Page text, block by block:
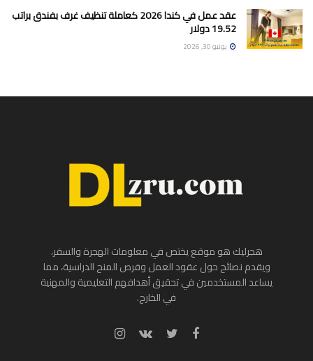
عقد عمل في كندا 2026 كعاملة تنظيف غرف بفندق براتب
19.52 دولار
يونيو 30, 2026
هجرليك هو موقع يختص في معلومات الهجرة والسفر،
ويقدم نصائح حول عقود العمل وفرص المنح الدراسية، مما
يساعد المستخدمين في تحقيق أهدافهم التعليمية والمهنية
في الخارج.